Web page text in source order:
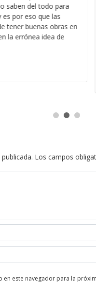
de la revelación de
Dios usa para mostrarnos
sino profundos de la
familiarizando con ella,
ver en cada versículo y
Los campos
en este navegador para la